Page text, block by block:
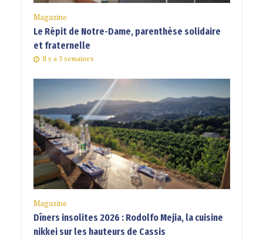
Magazine
Le Répit de Notre-Dame, parenthèse solidaire
et fraternelle
Il y a 3 semaines
Magazine
Dîners insolites 2026 : Rodolfo Mejia, la cuisine
nikkei sur les hauteurs de Cassis